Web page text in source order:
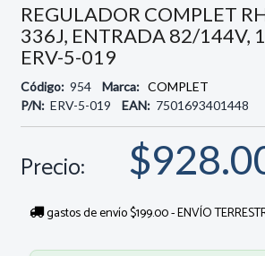
REGULADOR COMPLET
336J, ENTRADA 82/144V,
ERV-5-019
Código: 954 Marca: COMPLET
P/N: ERV-5-019 EAN: 7501693401448
Precio:
gastos de envío $199.00 - ENVÍO